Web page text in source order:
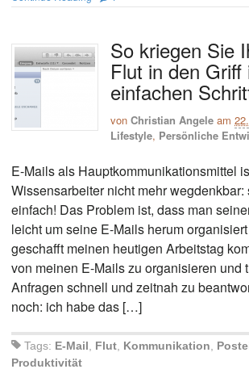
So kriegen Sie
Flut in den Griff
einfachen
von Christian Angele am
Lifestyle, Persönliche
E-Mails als Hauptkommunikationsmittel
Wissensarbeiter nicht mehr
einfach! Das Problem ist, dass man
leicht um seine E-Mails herum
geschafft meinen heutigen Arbeitstag
von meinen E-Mails zu organisieren und
Anfragen schnell und zeitnah zu
noch: ich habe das […]
Tags: E-Mail Flut Kommunikation
Produktivität